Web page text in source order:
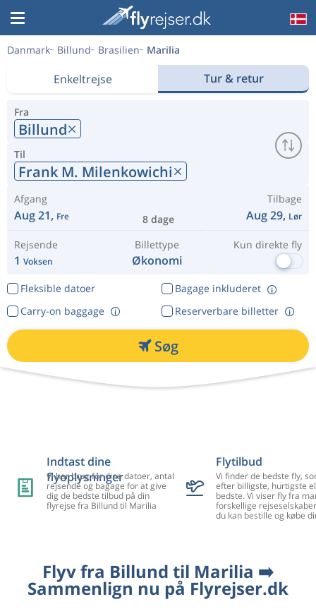
Danmark Billund Brasilien Marilia
Enkeltrejse Tur & retur
Fra
Billund
Til
Frank M. Milenkowichi
Afgang
Aug 21, Fre 8 dage
Tilbage
Aug 29, Lør
Rejsende
1 Voksen
Billettype
Økonomi
Kun direkte fly
Fleksible datoer
Bagage inkluderet
Reserverbare billetter
Carry-on baggage
Søg
Indtast dine
flyoplysninger
Vi har brug for dine datoer, antal
rejsende og bagage for at give
dig de bedste tilbud på din
flyrejse fra Billund til Marilia
Flytilbud
Vi finder de bedste fly,
efter billigste, hurtigste
bedste. Vi viser fly fra
forskellige
du kan bestille og købe
Flyv fra Billund til Marilia ➡️
Sammenlign nu på Flyrejser.dk